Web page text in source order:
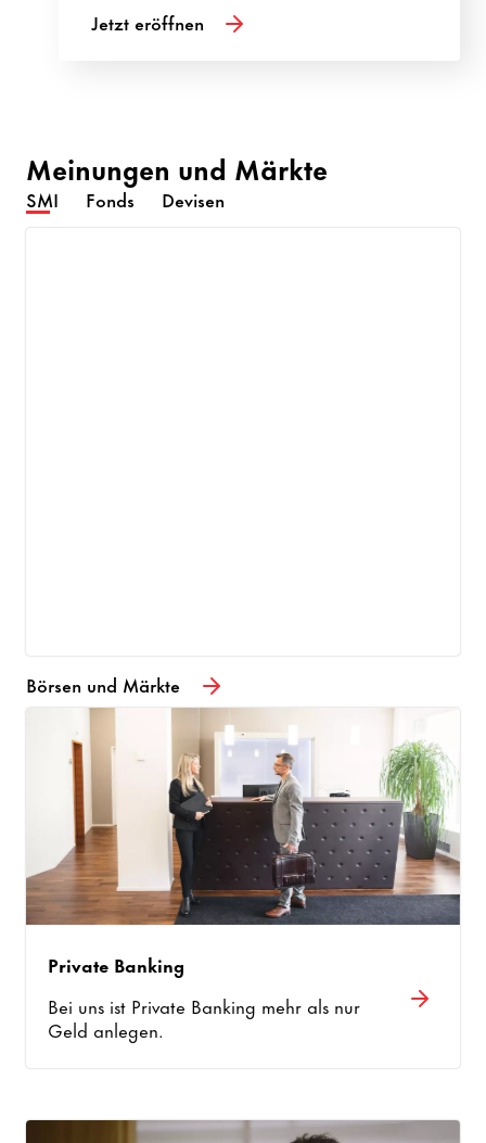
Jetzt eröffnen
Meinungen und Märkte
SMI Fonds Devisen
Börsen und Märkte
Private Banking
Bei uns ist Private Banking mehr als nur
Geld anlegen.